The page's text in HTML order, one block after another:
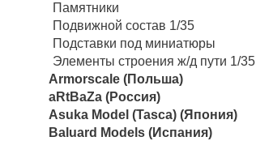
Памятники
Подвижной состав 1/35
Подставки под миниатюры
Элементы строения ж/д пути 1/35
Armorscale (Польша)
aRtBaZa (Россия)
Asuka Model (Tasca) (Япония)
Baluard Models (Испания)